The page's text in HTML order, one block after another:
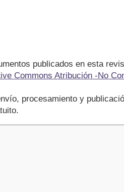
publicados en esta
Commons Atribución -No
procesamiento y